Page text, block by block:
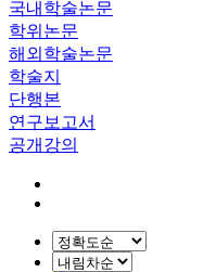
국내학술논문
학위논문
해외학술논문
학술지
단행본
연구보고서
공개강의